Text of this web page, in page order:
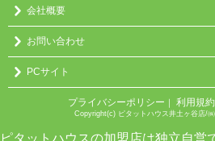
会社概要
お問い合わせ
PCサイト
プライバシーポリシー ｜ 利用規約
Copyright(c) ピタットハウス井土ヶ谷店/
ピタットハウスの加盟店は独立自営